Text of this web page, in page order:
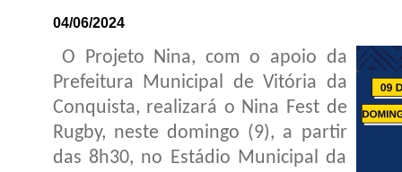
04/06/2024
O Projeto Nina, com o apoio da
Prefeitura Municipal de Vitória da
Conquista, realizará o Nina Fest de
Rugby, neste domingo (9), a partir
das 8h30, no Estádio Municipal da